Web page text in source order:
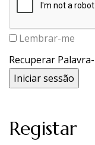
Lembrar-me
Recuperar
Registar